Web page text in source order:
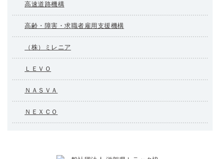
高速道路機構
高齢・障害・求職者雇用支援機構
（株）ミレニア
ＬＥＶＯ
ＮＡＳＶＡ
ＮＥＸＣＯ